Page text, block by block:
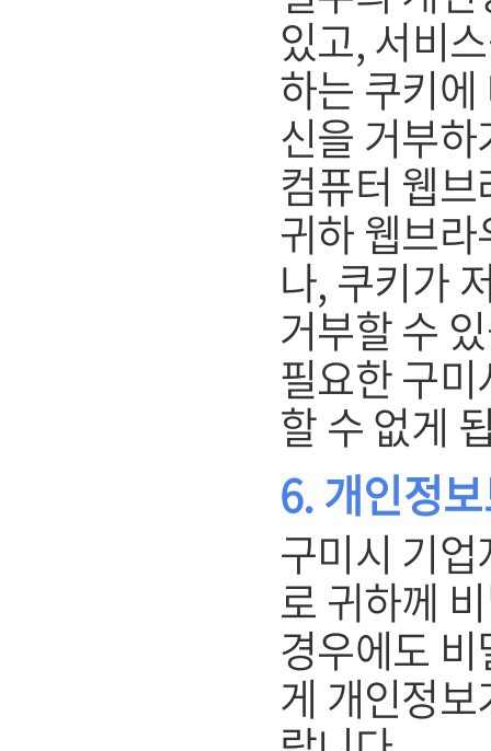
있고, 서비
하는 쿠키
신을 거부
컴퓨터 웹
귀하 웹브
나, 쿠키가
거부할 수
필요한 구
할 수 없게
6. 개인정
구미시 기
로 귀하께
경우에도
게 개인정